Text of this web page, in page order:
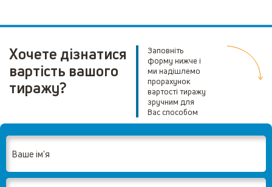
Хочете дізнатися
вартість вашого
тиражу?
Заповніть
форму нижче і
ми надішлемо
прорахунок
вартості тиражу
зручним для
Вас способом